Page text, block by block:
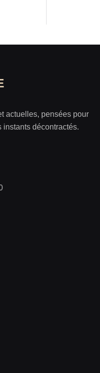
actuelles, pensées pour
instants décontractés.